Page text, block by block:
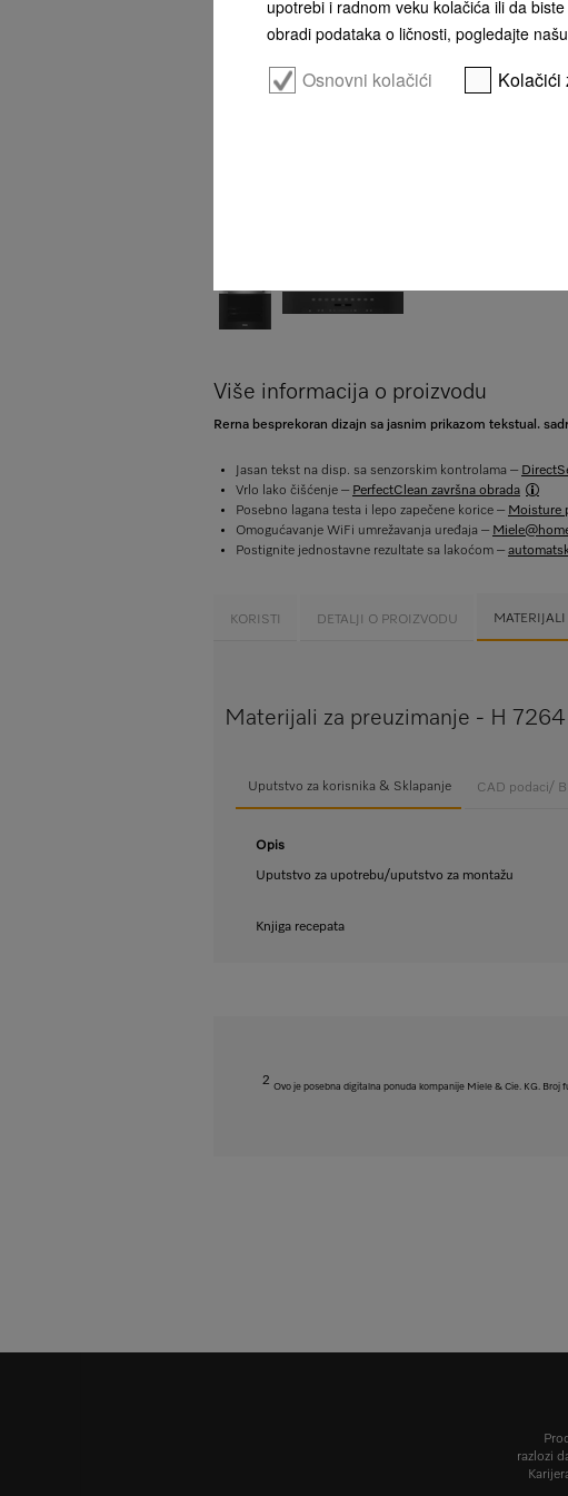
Više informacija o proizvodu
Rerna besprekoran dizajn sa jasnim prikazom tekstual.
Jasan tekst na disp. sa senzorskim kontrolama –
Vrlo lako čišćenje – PerfectClean završna obrada
Posebno lagana testa i lepo zapečene korice – Moisture
Omogućavanje WiFi umrežavanja uređaja –
Postignite jednostavne rezultate sa lakoćom –
KORISTI DETALJI O PROIZVODU
Materijali za preuzimanje - H 7264
Uputstvo za korisnika & Sklapanje CAD podaci/
Opis
Uputstvo za upotrebu/uputstvo za montažu
Knjiga recepata
2
Ovo je posebna digitalna ponuda kompanije Miele & Cie. KG.
razlozi
upotrebi i radnom veku kolačića ili da
obradi podataka o ličnosti, pogledajte
Osnovni kolačići Kolačići